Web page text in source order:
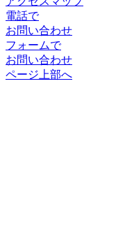
電話で
お問い合わせ
フォームで
お問い合わせ
ページ上部へ